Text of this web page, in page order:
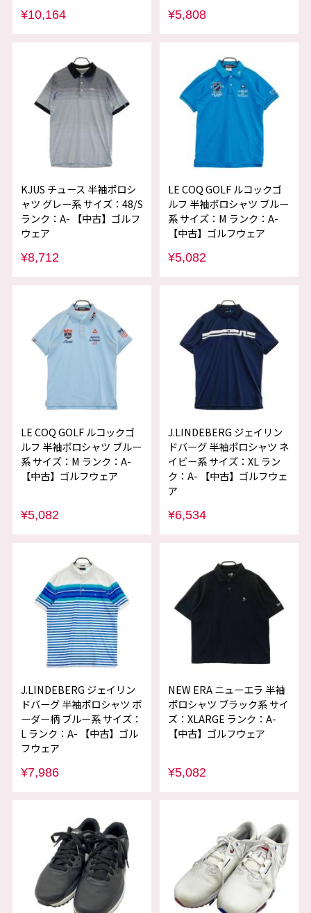
¥10,164 ¥5,808
KJUS チュース 半袖ポロシ
ャツ グレー系 サイズ：48/S
ランク：A- 【中古】ゴルフ
ウェア
¥8,712
LE COQ GOLF ルコックゴ
ルフ 半袖ポロシャツ ブルー
系 サイズ：M ランク：A-
【中古】ゴルフウェア
¥5,082
LE COQ GOLF ルコックゴ
ルフ 半袖ポロシャツ ブルー
系 サイズ：M ランク：A-
【中古】ゴルフウェア
¥5,082
J.LINDEBERG ジェイリン
ドバーグ 半袖ポロシャツ ネ
イビー系 サイズ：XL ラン
ク：A- 【中古】ゴルフウェ
ア
¥6,534
J.LINDEBERG ジェイリン
ドバーグ 半袖ポロシャツ ボ
ーダー柄 ブルー系 サイズ：
L ランク：A- 【中古】ゴル
フウェア
¥7,986
NEW ERA ニューエラ 半袖
ポロシャツ ブラック系 サイ
ズ：XLARGE ランク：A-
【中古】ゴルフウェア
¥5,082